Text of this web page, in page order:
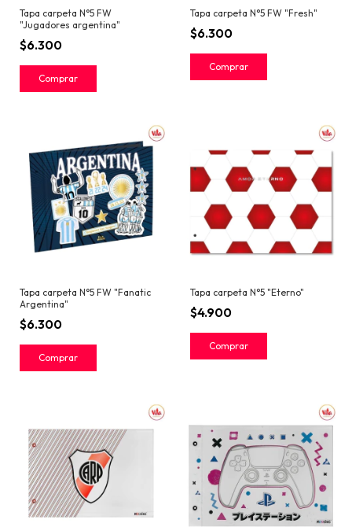
Tapa carpeta N°5 FW
"Jugadores argentina"
$6.300
Tapa carpeta N°5 FW "Fresh"
$6.300
Tapa carpeta N°5 FW "Fanatic
Argentina"
$6.300
Tapa carpeta N°5 "Eterno"
$4.900